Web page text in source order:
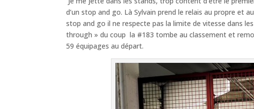
d’un stop and go. Là Sylvain prend le relais au propre
stop and go il ne respecte pas la limite de vitesse dans
through » du coup la #183 tombe au classement et
59 équipages au départ.